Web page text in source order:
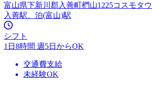
富山県下新川郡入善町椚山1225コスモタ
入善駅、泊(富山)駅
シフト
1日8時間 週5日からOK
交通費支給
未経験OK